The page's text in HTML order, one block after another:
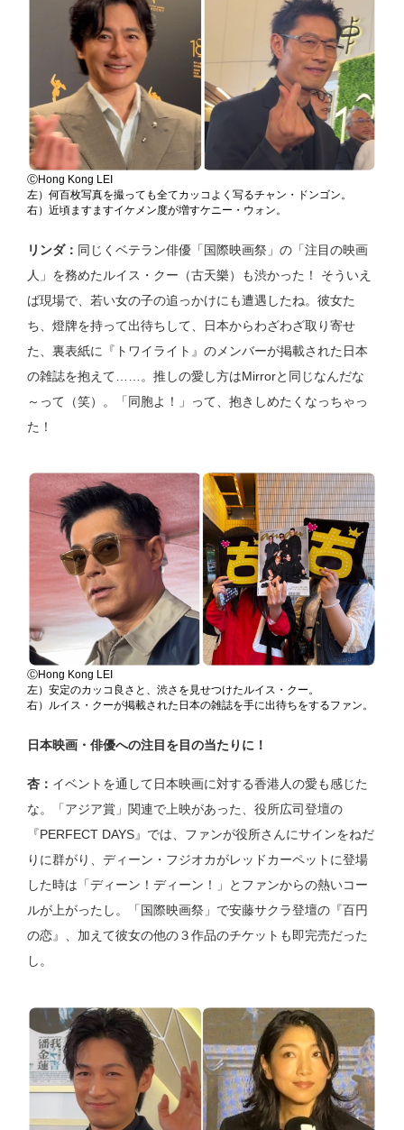
ⒸHong Kong LEI
左）何百枚写真を撮っても全てカッコよく写るチャン・ドンゴン。
右）近頃ますますイケメン度が増すケニー・ウォン。
リンダ： 同じくベテラン俳優「国際映画祭」の「注目の映画
人」を務めたルイス・クー（古天樂）も渋かった！ そういえ
ば現場で、若い女の子の追っかけにも遭遇したね。彼女た
ち、燈牌を持って出待ちして、日本からわざわざ取り寄せ
た、裏表紙に『トワイライト』のメンバーが掲載された日本
の雑誌を抱えて……。推しの愛し方はMirrorと同じなんだな
～って（笑）。「同胞よ！」って、抱きしめたくなっちゃっ
た！
ⒸHong Kong LEI
左）安定のカッコ良さと、渋さを見せつけたルイス・クー。
右）ルイス・クーが掲載された日本の雑誌を手に出待ちをするファン。
日本映画・俳優への注目を目の当たりに！
杏： イベントを通して日本映画に対する香港人の愛も感じた
な。「アジア賞」関連で 上映があった、役所広司登壇の
『PERFECT DAYS』では、ファンが役所さんにサインをねだ
りに群がり、ディーン・フジオカがレッドカーペットに登場
した時は「ディーン！ディーン！」とファンからの熱いコー
ルが上がったし。「国際映画祭」で安藤サクラ登壇の『百円
の恋』、加えて彼女の他の３作品のチケットも即完売だった
し。